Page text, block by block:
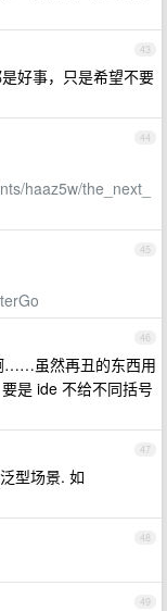
43
好事，只是希望不要
44
haaz5w/the_next_
45
46
……虽然再丑的东西用
是 ide 不给不同括号
47
型场景. 如
48
49